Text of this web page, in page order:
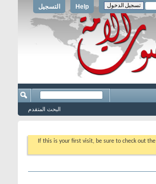
التسجيل Help
البحث المتقدم
If this is your first visit, be sure to check out the